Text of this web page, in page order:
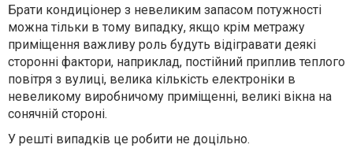
Брати кондиціонер з невеликим запасом потужності
можна тільки в тому випадку, якщо крім метражу
приміщення важливу роль будуть відігравати деякі
сторонні фактори, наприклад, постійний приплив теплого
повітря з вулиці, велика кількість електроніки в
невеликому виробничому приміщенні, великі вікна на
сонячній стороні.
У решті випадків це робити не доцільно.